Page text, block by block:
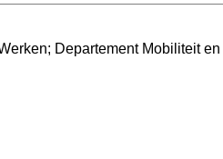
Departement Mobiliteit